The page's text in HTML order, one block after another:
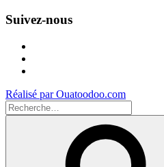
Suivez-nous
Réalisé par Ouatoodoo.com
Recherche
pour